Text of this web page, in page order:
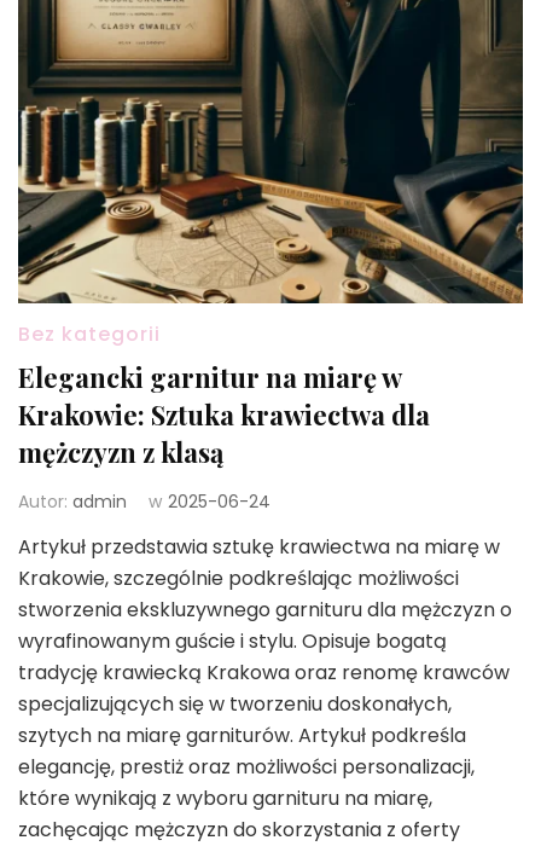
Bez kategorii
Elegancki garnitur na miarę w
Krakowie: Sztuka krawiectwa dla
mężczyzn z klasą
Autor: admin w 2025-06-24
Artykuł przedstawia sztukę krawiectwa na miarę w
Krakowie, szczególnie podkreślając możliwości
stworzenia ekskluzywnego garnituru dla mężczyzn o
wyrafinowanym guście i stylu. Opisuje bogatą
tradycję krawiecką Krakowa oraz renomę krawców
specjalizujących się w tworzeniu doskonałych,
szytych na miarę garniturów. Artykuł podkreśla
elegancję, prestiż oraz możliwości personalizacji,
które wynikają z wyboru garnituru na miarę,
zachęcając mężczyzn do skorzystania z oferty